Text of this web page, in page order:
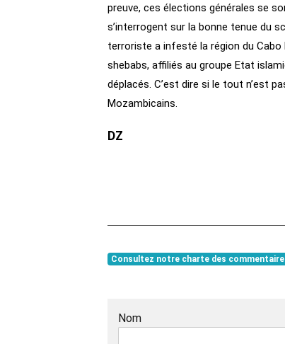
preuve, ces élections générales se
s’interrogent sur la bonne tenue du
terroriste a infesté la région du
shebabs, affiliés au groupe Etat
déplacés. C’est dire si le tout n’est
Mozambicains.
DZ
Consultez notre charte des
Nom